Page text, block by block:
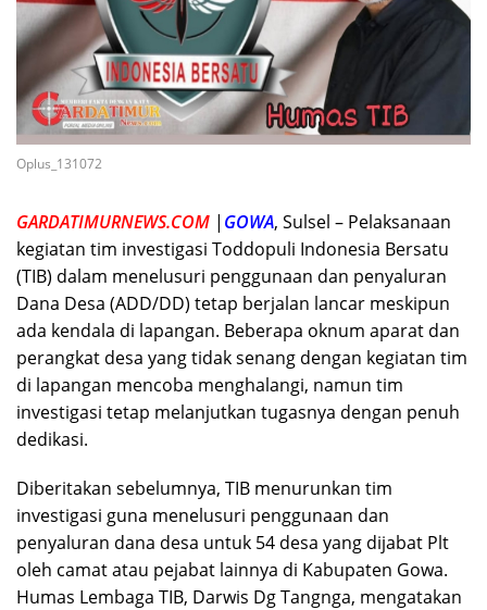
Oplus_131072
GARDATIMURNEWS.COM | GOWA, Sulsel – Pelaksanaan
kegiatan tim investigasi Toddopuli Indonesia Bersatu
(TIB) dalam menelusuri penggunaan dan penyaluran
Dana Desa (ADD/DD) tetap berjalan lancar meskipun
ada kendala di lapangan. Beberapa oknum aparat dan
perangkat desa yang tidak senang dengan kegiatan tim
di lapangan mencoba menghalangi, namun tim
investigasi tetap melanjutkan tugasnya dengan penuh
dedikasi.
Diberitakan sebelumnya, TIB menurunkan tim
investigasi guna menelusuri penggunaan dan
penyaluran dana desa untuk 54 desa yang dijabat Plt
oleh camat atau pejabat lainnya di Kabupaten Gowa.
Humas Lembaga TIB, Darwis Dg Tangnga, mengatakan